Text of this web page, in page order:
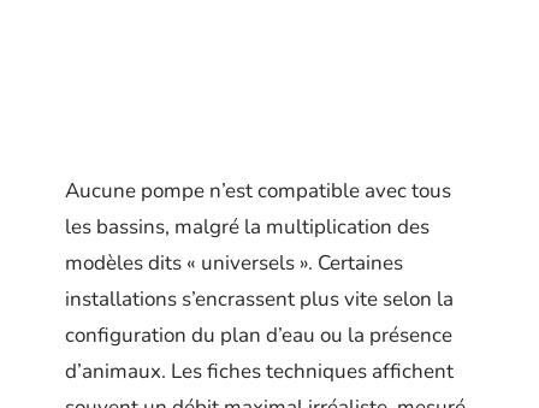
Aucune pompe n’est compatible avec tous
les bassins, malgré la multiplication des
modèles dits « universels ». Certaines
installations s’encrassent plus vite selon la
configuration du plan d’eau ou la présence
d’animaux. Les fiches techniques affichent